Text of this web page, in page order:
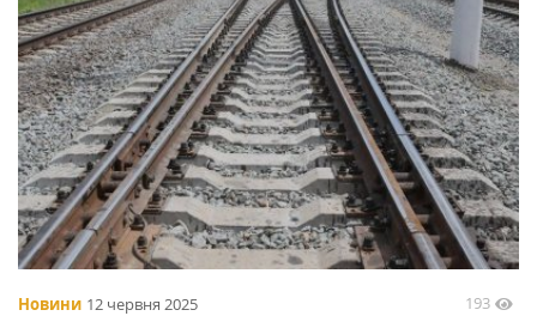
Новини 12 червня 2025 193